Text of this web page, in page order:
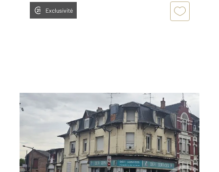
Exclusivité
ST QUENTIN 02
Immeuble à vendre
315 000 €